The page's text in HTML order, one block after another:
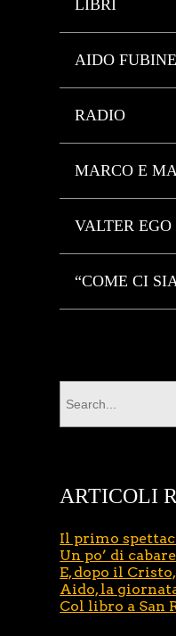
LIBRI
AIDO FUBINE
RADIO
MARCO E
VALTER EGO
“COME CI
ARTICOLI
Il primo
Un po’ di
E, dopo il
Aido, la
Col libro a San